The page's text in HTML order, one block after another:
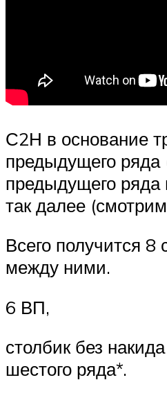
С2Н в основание
предыдущего ряда
предыдущего ряда
так далее
Всего получится 8
между ними.
6 ВП,
столбик без
шестого ряда*.